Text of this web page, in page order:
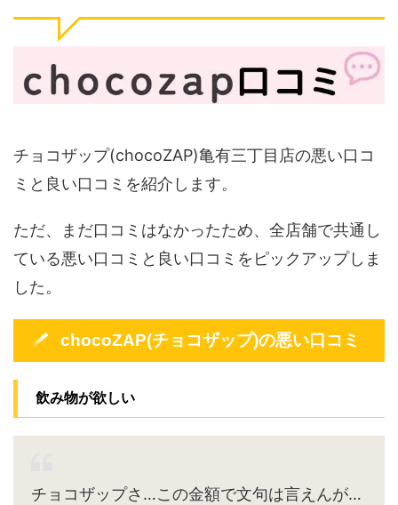
チョコザップ(chocoZAP)亀有三丁目店の悪い口コ
ミと良い口コミを紹介します。
ただ、まだ口コミはなかったため、全店舗で共通し
ている悪い口コミと良い口コミをピックアップしま
した。
chocoZAP(チョコザップ)の悪い口コミ
飲み物が欲しい
チョコザップさ…この金額で文句は言えんが…